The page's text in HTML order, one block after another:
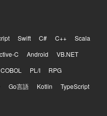
Swift C# C++
Scala
C Android
VB.NET
COBOL PL/I
RPG
Go言語 Kotlin
TypeScript